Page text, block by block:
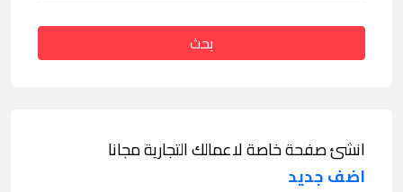
بحث
انشئ صفحة خاصة لاعمالك التجارية مجانا
اضف جديد